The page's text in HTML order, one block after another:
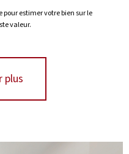
pour estimer votre bien sur le
valeur.
plus